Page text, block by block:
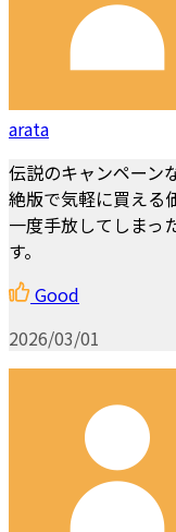
arata
伝説のキャンペーン
絶版で気軽に買える
一度手放してしまっ
す。
Good
2026/03/01